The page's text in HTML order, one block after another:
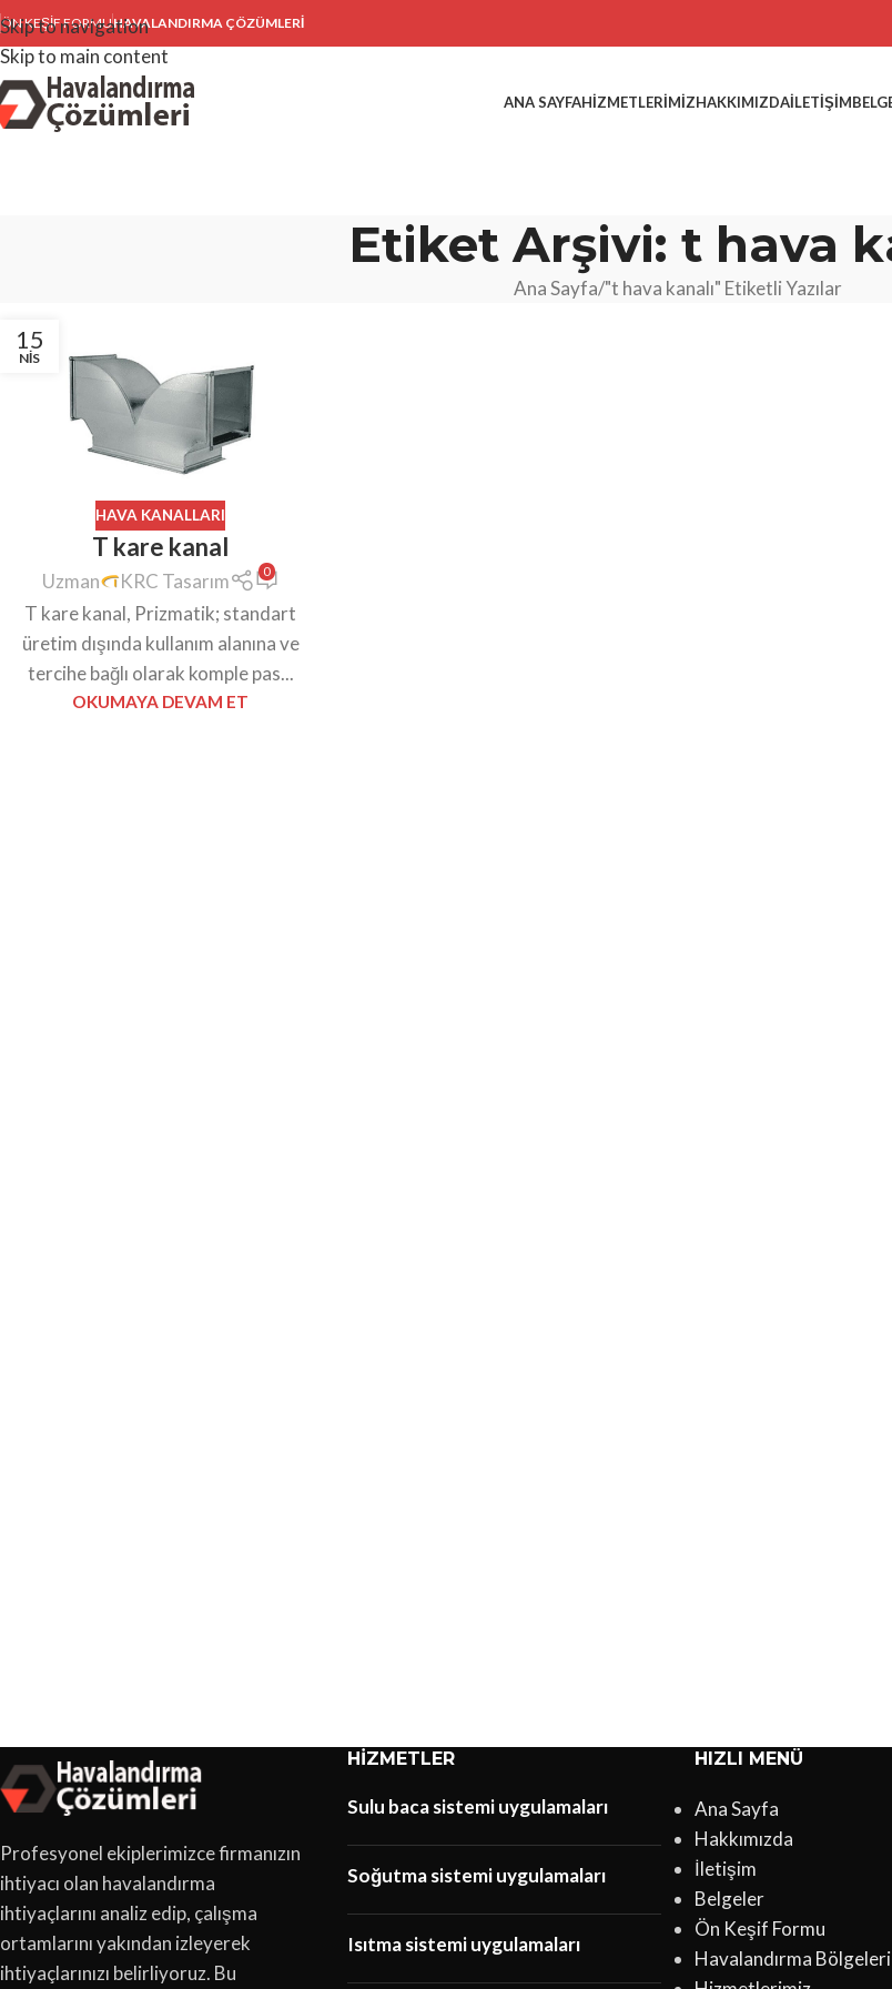
Skip to navigation
Skip to main content
ÖN KEŞIF FORMUHAVALANDIRMA ÇÖZÜMLERİ
ANA SAYFAHIZMETLERIMIZHAKKIMIZDAİLETIŞIM
Etiket Arşivi: t hava
Ana Sayfa "t hava kanalı" Etiketli Yazılar
15
NIS
HAVA KANALLARI
T kare kanal
Uzman KRC Tasarım 0
T kare kanal, Prizmatik; standart
üretim dışında kullanım alanına ve
tercihe bağlı olarak komple pas...
OKUMAYA DEVAM ET
Profesyonel ekiplerimizce firmanızın
ihtiyacı olan havalandırma
ihtiyaçlarını analiz edip, çalışma
ortamlarını yakından izleyerek
ihtiyaçlarınızı belirliyoruz. Bu
HIZMETLER
Sulu baca sistemi uygulamaları
Soğutma sistemi uygulamaları
Isıtma sistemi uygulamaları
HIZLI MENÜ
Ana Sayfa
Hakkımızda
İletişim
Belgeler
Ön Keşif Formu
Havalandırma Bölgeleri